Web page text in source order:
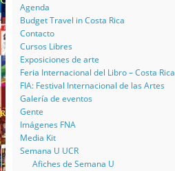
Agenda
Budget Travel in Costa Rica
Contacto
Cursos Libres
Exposiciones de arte
Feria Internacional del Libro – Costa Rica
FIA: Festival Internacional de las Artes
Galería de eventos
Gente
Imágenes FNA
Media Kit
Semana U UCR
Afiches de Semana U